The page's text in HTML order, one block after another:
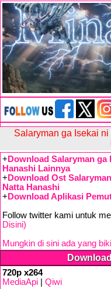
Salaryman ga Isekai
+ Download Salaryman
Hanashi Lainnya
+ Download Ost
Natta Hanashi
+ Download Aplikasi
Follow twitter kami untuk
Disini)
Mungkin di sini ada yang
720p x264
MediaApi
Qiwi